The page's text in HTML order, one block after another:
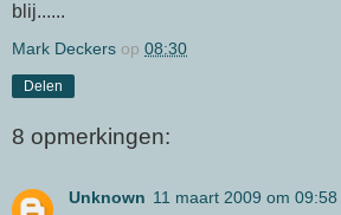
blij......
Mark Deckers op 08:30
Delen
8 opmerkingen:
Unknown 11 maart 2009 om 09:58